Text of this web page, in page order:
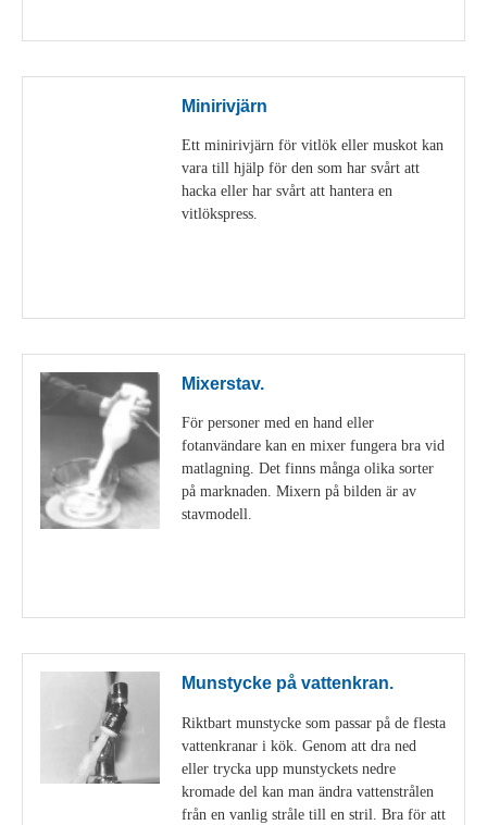
Minirivjärn
Ett minirivjärn för vitlök eller muskot kan
vara till hjälp för den som har svårt att
hacka eller har svårt att hantera en
vitlökspress.
Mixerstav.
För personer med en hand eller
fotanvändare kan en mixer fungera bra vid
matlagning. Det finns många olika sorter
på marknaden. Mixern på bilden är av
stavmodell.
Munstycke på vattenkran.
Riktbart munstycke som passar på de flesta
vattenkranar i kök. Genom att dra ned
eller trycka upp munstyckets nedre
kromade del kan man ändra vattenstrålen
från en vanlig stråle till en stril. Bra för att